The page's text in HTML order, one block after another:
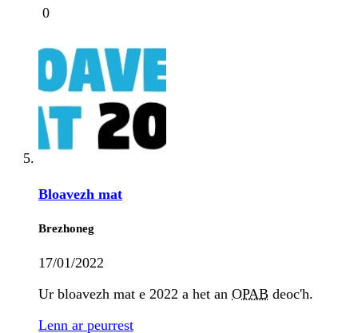
0
Bloavezh mat
Brezhoneg
17/01/2022
Ur bloavezh mat e 2022 a het an OPAB deoc'h.
Lenn ar peurrest